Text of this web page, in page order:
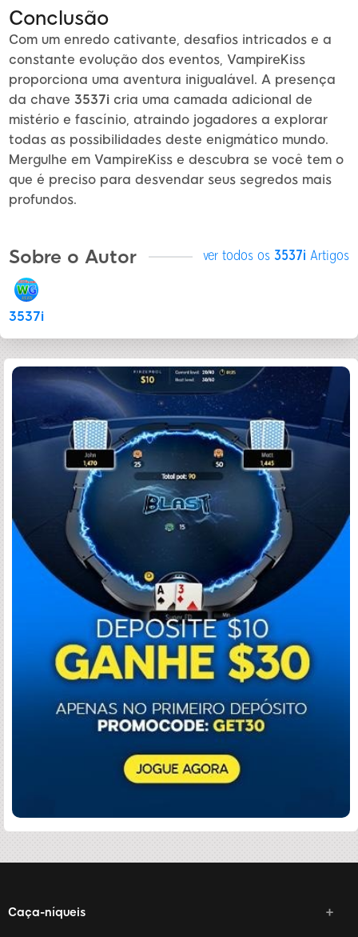
Conclusão
Com um enredo cativante, desafios intricados e a
constante evolução dos eventos, VampireKiss
proporciona uma aventura inigualável. A presença
da chave 3537i cria uma camada adicional de
mistério e fascínio, atraindo jogadores a explorar
todas as possibilidades deste enigmático mundo.
Mergulhe em VampireKiss e descubra se você tem o
que é preciso para desvendar seus segredos mais
profundos.
Sobre o Autor ver todos os 3537i Artigos
3537i
Caça-níqueis